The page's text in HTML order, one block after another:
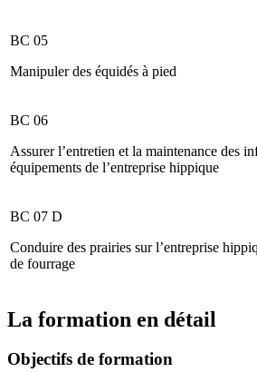
BC 05
Manipuler des équidés à pied
BC 06
Assurer l’entretien et la maintenance des
équipements de l’entreprise hippique
BC 07 D
Conduire des prairies sur l’entreprise
de fourrage
La formation en détail
Objectifs de formation